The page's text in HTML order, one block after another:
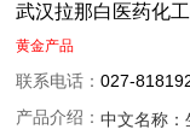
武汉拉那白医药化
黄金产品
联系电话：027-
产品介绍：中文名称：